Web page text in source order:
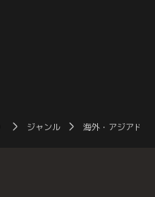
ジャンル 海外・アジアドラ